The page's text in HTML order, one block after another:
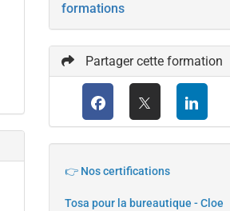
formations
Partager cette formation
👉 Nos certifications
Tosa pour la bureautique - Cloe